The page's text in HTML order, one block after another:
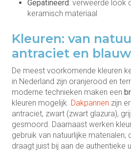
Gepatineerd: verweerde look
keramisch materiaal
Kleuren: van
antraciet en
De meest voorkomende kleuren
in Nederland zijn oranjerood en
moderne technieken maken een
kleuren mogelijk. Dakpannen zijn
antraciet, zwart (zwart glazura),
gesmoord. Daarnaast werken
gebruik van natuurlijke materialen;
draagt juist bij aan de authentieke